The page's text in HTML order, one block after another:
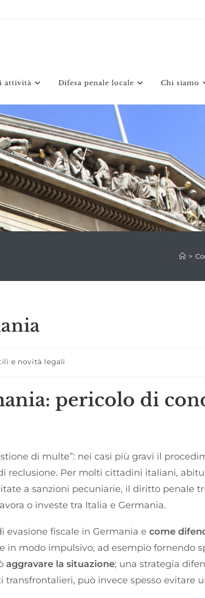
attività Difesa penale locale Chi siamo
>
e novità legali
pericolo di
di multe”: nei casi più gravi il
reclusione. Per molti cittadini italiani,
a sanzioni pecuniarie, il diritto penale
o investe tra Italia e Germania.
evasione fiscale in Germania e come
in modo impulsivo, ad esempio fornendo
aggravare la situazione; una strategia
può invece spesso evitare